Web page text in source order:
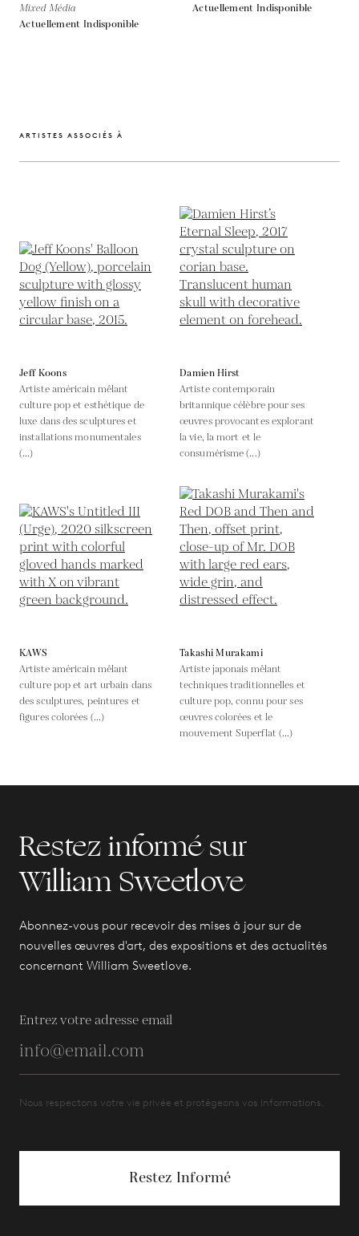
Mixed Média
Actuellement Indisponible
Actuellement Indisponible
ARTISTES ASSOCIÉS À
Jeff Koons
Artiste américain mêlant
culture pop et esthétique de
luxe dans des sculptures et
installations monumentales
(...)
Damien Hirst
Artiste contemporain
britannique célèbre pour ses
œuvres provocantes explorant
la vie, la mort et le
consumérisme (...)
KAWS
Artiste américain mêlant
culture pop et art urbain dans
des sculptures, peintures et
figures colorées (...)
Takashi Murakami
Artiste japonais mêlant
techniques traditionnelles et
culture pop, connu pour ses
œuvres colorées et le
mouvement Superflat (...)
Restez informé sur
William Sweetlove
Abonnez-vous pour recevoir des mises à jour sur de
nouvelles œuvres d'art, des expositions et des actualités
concernant William Sweetlove.
Entrez votre adresse email
Nous respectons votre vie privée et protégeons vos informations.
Restez Informé